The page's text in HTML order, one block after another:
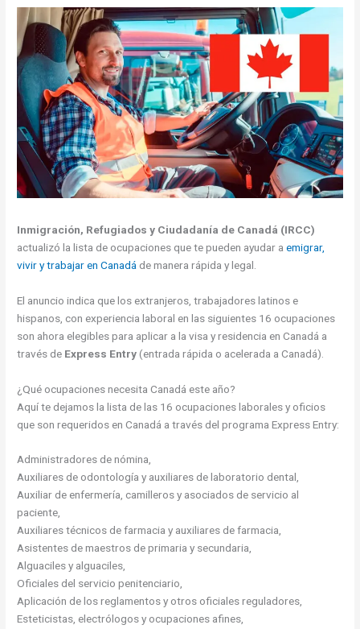
Inmigración, Refugiados y Ciudadanía de Canadá (IRCC)
actualizó la lista de ocupaciones que te pueden ayudar aemigrar,
vivir y trabajar en Canadá de manera rápida y legal.
El anuncio indica que los extranjeros, trabajadores latinos e
hispanos, con experiencia laboral en las siguientes 16 ocupaciones
son ahora elegibles para aplicar a la visa y residencia en Canadá a
través de Express Entry (entrada rápida o acelerada a Canadá).
¿Qué ocupaciones necesita Canadá este año?
Aquí te dejamos la lista de las 16 ocupaciones laborales y oficios
que son requeridos en Canadá a través del programa Express Entry:
Administradores de nómina,
Auxiliares de odontología y auxiliares de laboratorio dental,
Auxiliar de enfermería, camilleros y asociados de servicio al
paciente,
Auxiliares técnicos de farmacia y auxiliares de farmacia,
Asistentes de maestros de primaria y secundaria,
Alguaciles y alguaciles,
Oficiales del servicio penitenciario,
Aplicación de los reglamentos y otros oficiales reguladores,
Esteticistas, electrólogos y ocupaciones afines,